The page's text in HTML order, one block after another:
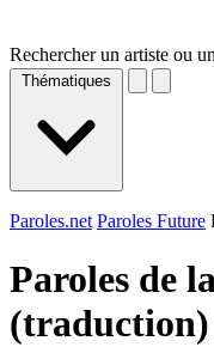
Rechercher un artiste ou
Thématiques
Paroles.net Paroles Future
Paroles de